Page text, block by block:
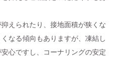
えられたり、接地面積が狭くな
なる傾向もありますが、凍結し
心ですし、コーナリングの安定